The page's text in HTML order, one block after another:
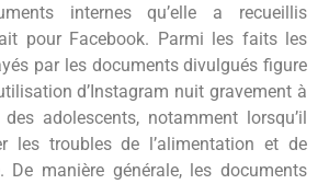
internes qu’elle a recueillis
pour Facebook. Parmi les faits les
par les documents divulgués figure
d’Instagram nuit gravement à
adolescents, notamment lorsqu’il
les troubles de l’alimentation et de
De manière générale, les documents